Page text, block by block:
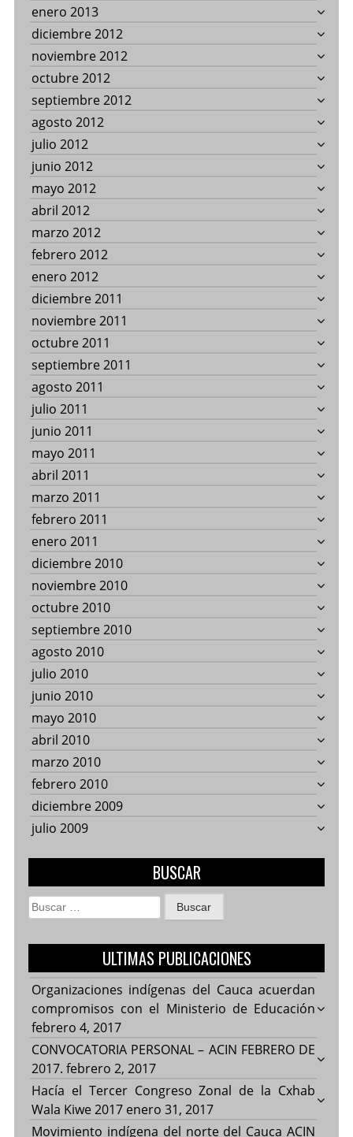
enero 2013
diciembre 2012
noviembre 2012
octubre 2012
septiembre 2012
agosto 2012
julio 2012
junio 2012
mayo 2012
abril 2012
marzo 2012
febrero 2012
enero 2012
diciembre 2011
noviembre 2011
octubre 2011
septiembre 2011
agosto 2011
julio 2011
junio 2011
mayo 2011
abril 2011
marzo 2011
febrero 2011
enero 2011
diciembre 2010
noviembre 2010
octubre 2010
septiembre 2010
agosto 2010
julio 2010
junio 2010
mayo 2010
abril 2010
marzo 2010
febrero 2010
diciembre 2009
julio 2009
BUSCAR
Buscar:
ULTIMAS PUBLICACIONES
Organizaciones indígenas del Cauca acuerdan
compromisos con el Ministerio de Educación
febrero 4, 2017
CONVOCATORIA PERSONAL – ACIN FEBRERO DE
2017. febrero 2, 2017
Hacía el Tercer Congreso Zonal de la Cxhab
Wala Kiwe 2017 enero 31, 2017
Movimiento indígena del norte del Cauca ACIN